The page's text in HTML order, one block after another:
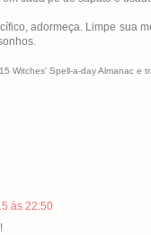
adormeça. Limpe sua
Witches' Spell-a-day Almanac
às 22:50